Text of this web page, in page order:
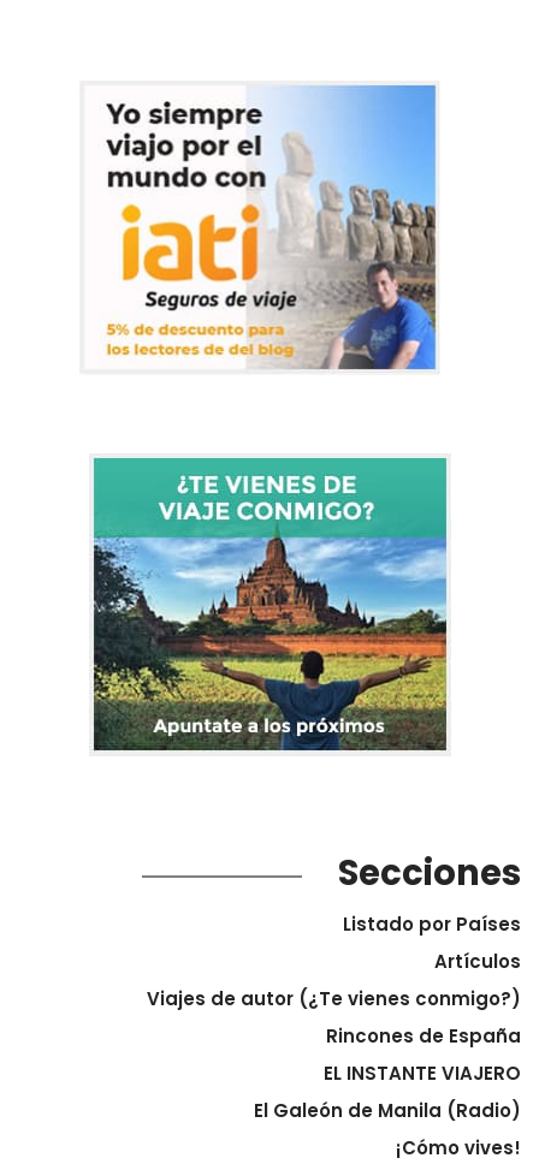
Secciones
Listado por Países
Artículos
Viajes de autor (¿Te vienes conmigo?)
Rincones de España
EL INSTANTE VIAJERO
El Galeón de Manila (Radio)
¡Cómo vives!